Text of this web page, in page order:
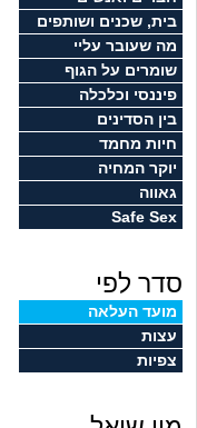
בית, שכנים ושותפים
מה שעובר עליי
שומרים על הגוף
פיננסי וכלכלה
בין הסדינים
חיות מחמד
יוקר המחיה
גאווה
Safe Sex
סדר לפי
מועד העלאה
עצות
צפיות